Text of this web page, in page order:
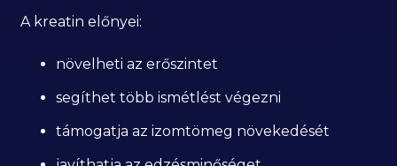
A kreatin előnyei:
növelheti az erőszintet
segíthet több ismétlést végezni
támogatja az izomtömeg növekedését